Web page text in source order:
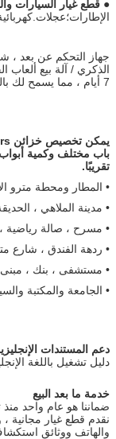
● قطع غيار السيارات
جهاز التحكم عن بعد ،
7 أيام ، مما يسمح لك بالشراء في أي وقت.
باب مختلف وكمية أبواب
تقريبًا.
• المطار ومحطة مترو
• مدينة الملاهي ،
• مسرح ، صالة رياضية
• ردهة الفندق ، شارع
• مستشفى ، بنك ، مبنى
• الجامعة والمكتبة
دعم المستندات
دليل تشغيل باللغة
خدمة ما بعد البيع
ضماننا هو عام واحد
نقدم قطع غيار مجانية ،
والهاتف ووثائق